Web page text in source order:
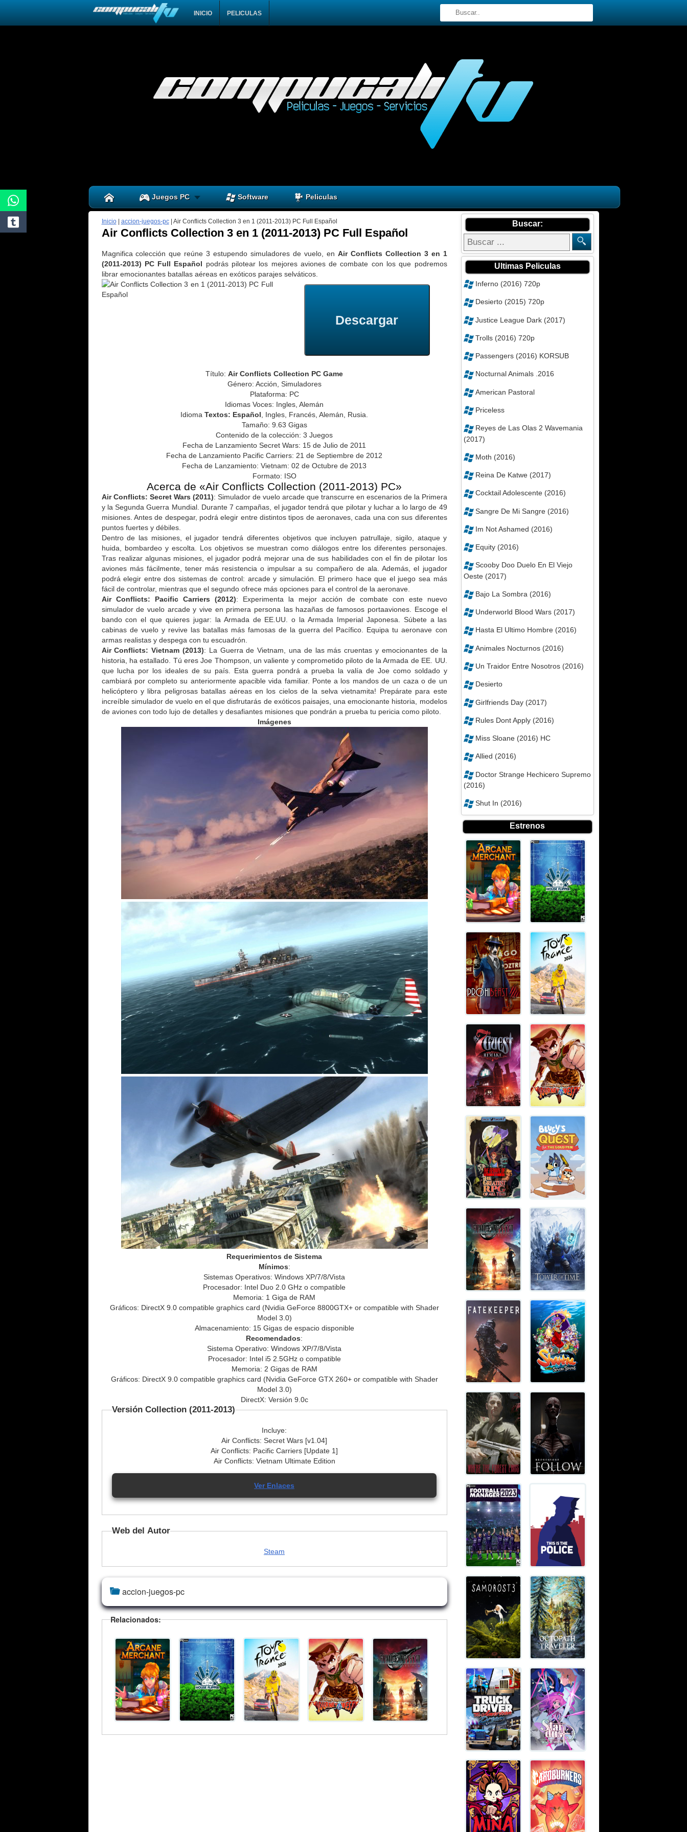
INICIO PELICULAS
Juegos PC Software Peliculas
Inicio| accion-juegos-pc| Air Conflicts Collection 3 en 1 (2011-2013) PC Full Español
Air Conflicts Collection 3 en 1 (2011-2013) PC Full Español
Magnifica colección que reúne 3 estupendo simuladores de vuelo, en Air Conflicts Collection 3 en 1
(2011-2013) PC Full Español podrás pilotear los mejores aviones de combate con los que podremos
librar emocionantes batallas aéreas en exóticos parajes selváticos.
Descargar
Título: Air Conflicts Collection PC Game
Género: Acción, Simuladores
Plataforma: PC
Idiomas Voces: Ingles, Alemán
Idioma Textos: Español , Ingles, Francés, Alemán, Rusia.
Tamaño: 9.63 Gigas
Contenido de la colección: 3 Juegos
Fecha de Lanzamiento Secret Wars: 15 de Julio de 2011
Fecha de Lanzamiento Pacific Carriers: 21 de Septiembre de 2012
Fecha de Lanzamiento: Vietnam: 02 de Octubre de 2013
Formato: ISO
Acerca de «Air Conflicts Collection (2011-2013) PC»
Air Conflicts: Secret Wars (2011): Simulador de vuelo arcade que transcurre en escenarios de la Primera
y la Segunda Guerra Mundial. Durante 7 campañas, el jugador tendrá que pilotar y luchar a lo largo de 49
misiones. Antes de despegar, podrá elegir entre distintos tipos de aeronaves, cada una con sus diferentes
puntos fuertes y débiles.
Dentro de las misiones, el jugador tendrá diferentes objetivos que incluyen patrullaje, sigilo, ataque y
huida, bombardeo y escolta. Los objetivos se muestran como diálogos entre los diferentes personajes.
Tras realizar algunas misiones, el jugador podrá mejorar una de sus habilidades con el fin de pilotar los
aviones más fácilmente, tener más resistencia o impulsar a su compañero de ala. Además, el jugador
podrá elegir entre dos sistemas de control: arcade y simulación. El primero hace que el juego sea más
fácil de controlar, mientras que el segundo ofrece más opciones para el control de la aeronave.
Air Conflicts: Pacific Carriers (2012): Experimenta la mejor acción de combate con este nuevo
simulador de vuelo arcade y vive en primera persona las hazañas de famosos portaaviones. Escoge el
bando con el que quieres jugar: la Armada de EE.UU. o la Armada Imperial Japonesa. Súbete a las
cabinas de vuelo y revive las batallas más famosas de la guerra del Pacífico. Equipa tu aeronave con
armas realistas y despega con tu escuadrón.
Air Conflicts: Vietnam (2013): La Guerra de Vietnam, una de las más cruentas y emocionantes de la
historia, ha estallado. Tú eres Joe Thompson, un valiente y comprometido piloto de la Armada de EE. UU.
que lucha por los ideales de su país. Esta guerra pondrá a prueba la valía de Joe como soldado y
cambiará por completo su anteriormente apacible vida familiar. Ponte a los mandos de un caza o de un
helicóptero y libra peligrosas batallas aéreas en los cielos de la selva vietnamita! Prepárate para este
increíble simulador de vuelo en el que disfrutarás de exóticos paisajes, una emocionante historia, modelos
de aviones con todo lujo de detalles y desafiantes misiones que pondrán a prueba tu pericia como piloto.
Imágenes
Requerimientos de Sistema
Mínimos:
Sistemas Operativos: Windows XP/7/8/Vista
Procesador: Intel Duo 2.0 GHz o compatible
Memoria: 1 Giga de RAM
Gráficos: DirectX 9.0 compatible graphics card (Nvidia GeForce 8800GTX+ or compatible with Shader
Model 3.0)
Almacenamiento: 15 Gigas de espacio disponible
Recomendados:
Sistema Operativo: Windows XP/7/8/Vista
Procesador: Intel i5 2.5GHz o compatible
Memoria: 2 Gigas de RAM
Gráficos: DirectX 9.0 compatible graphics card (Nvidia GeForce GTX 260+ or compatible with Shader
Model 3.0)
DirectX: Versión 9.0c
Versión Collection (2011-2013)
Incluye:
Air Conflicts: Secret Wars [v1.04]
Air Conflicts: Pacific Carriers [Update 1]
Air Conflicts: Vietnam Ultimate Edition
Ver Enlaces
Web del Autor
Steam
accion-juegos-pc
Relacionados:
Buscar:
Ultimas Peliculas
Inferno (2016) 720p
Desierto (2015) 720p
Justice League Dark (2017)
Trolls (2016) 720p
Passengers (2016) KORSUB
Nocturnal Animals .2016
American Pastoral
Priceless
Reyes de Las Olas 2 Wavemania
(2017)
Moth (2016)
Reina De Katwe (2017)
Cocktail Adolescente (2016)
Sangre De Mi Sangre (2016)
Im Not Ashamed (2016)
Equity (2016)
Scooby Doo Duelo En El Viejo
Oeste (2017)
Bajo La Sombra (2016)
Underworld Blood Wars (2017)
Hasta El Ultimo Hombre (2016)
Animales Nocturnos (2016)
Un Traidor Entre Nosotros (2016)
Desierto
Girlfriends Day (2017)
Rules Dont Apply (2016)
Miss Sloane (2016) HC
Allied (2016)
Doctor Strange Hechicero Supremo
(2016)
Shut In (2016)
Estrenos